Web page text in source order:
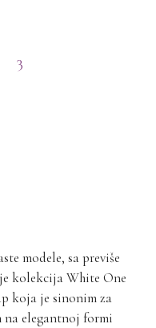
3
modele, sa previše
kolekcija White One
koja je sinonim za
na elegantnoj formi